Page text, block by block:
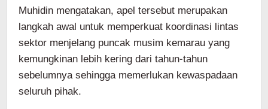
Muhidin mengatakan, apel tersebut merupakan
langkah awal untuk memperkuat koordinasi lintas
sektor menjelang puncak musim kemarau yang
kemungkinan lebih kering dari tahun-tahun
sebelumnya sehingga memerlukan kewaspadaan
seluruh pihak.